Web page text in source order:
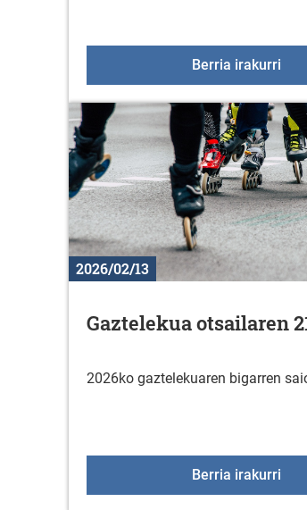
Berria irakurri
2026/02/13
Gaztelekua otsailaren
2026ko gaztelekuaren bigarren
Berria irakurri